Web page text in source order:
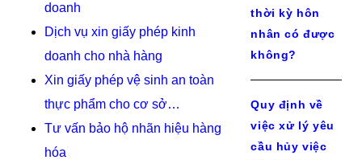
doanh
Dịch vụ xin giấy phép kinh
doanh cho nhà hàng
Xin giấy phép vệ sinh an toàn
thực phẩm cho cơ sở…
Tư vấn bảo hộ nhãn hiệu hàng
hóa
thời kỳ hôn
nhân có được
không?
Quy định về
việc xử lý yêu
cầu hủy việc